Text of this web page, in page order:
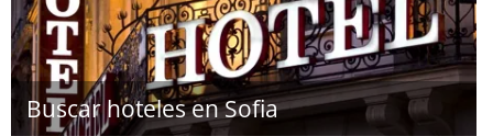
Buscar hoteles en Sofia